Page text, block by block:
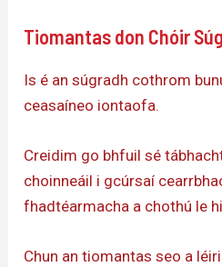
Tiomantas don Chóir
Is é an súgradh cothrom
ceasaíneo iontaofa.
Creidim go bhfuil sé
choinneáil i gcúrsaí
fhadtéarmacha a chothú le
Chun an tiomantas seo a